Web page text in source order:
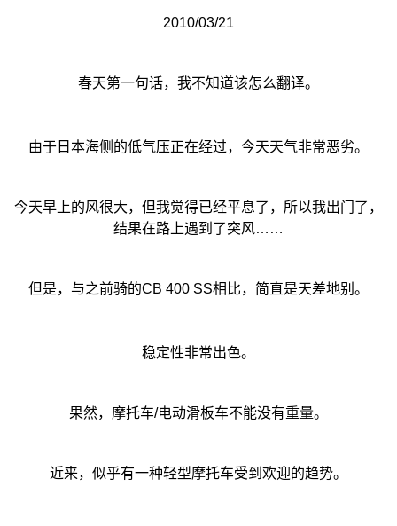
2010/03/21
春天第一句话，我不知道该怎么翻译。
由于日本海侧的低气压正在经过，今天天气非常恶劣。
今天早上的风很大，但我觉得已经平息了，所以我出门了，
结果在路上遇到了突风……
但是，与之前骑的CB 400 SS相比，简直是天差地别。
稳定性非常出色。
果然，摩托车/电动滑板车不能没有重量。
近来，似乎有一种轻型摩托车受到欢迎的趋势。